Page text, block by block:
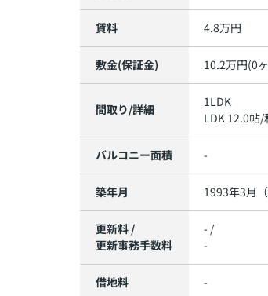
賃料 4.8万円
敷金(保証金) 10.2万円(0
間取り/詳細
1LDK
LDK 12.0帖/
バルコニー面積 -
築年月 1993年3月（
更新料 /
更新事務手数料
- /
-
借地料 -